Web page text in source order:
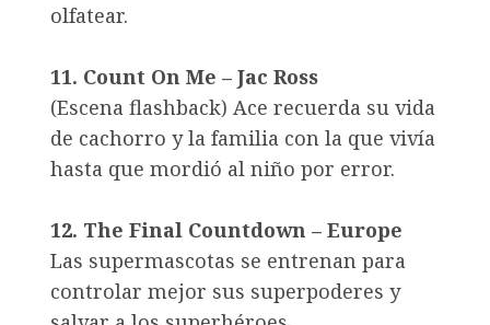
olfatear.
11. Count On Me – Jac Ross
(Escena flashback) Ace recuerda su vida
de cachorro y la familia con la que vivía
hasta que mordió al niño por error.
12. The Final Countdown – Europe
Las supermascotas se entrenan para
controlar mejor sus superpoderes y